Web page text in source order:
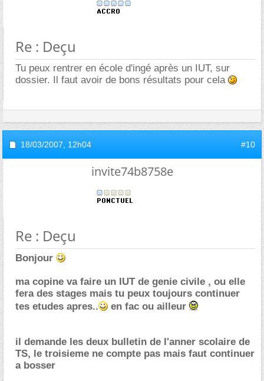
Re : Deçu
Tu peux rentrer en école d'ingé après un IUT, sur
dossier. Il faut avoir de bons résultats pour cela
18/03/2007, 12h04 #10
invite74b8758e
Re : Deçu
Bonjour
ma copine va faire un IUT de genie civile , ou elle
fera des stages mais tu peux toujours continuer
tes etudes apres..
en fac ou ailleur
il demande les deux bulletin de l'anner scolaire de
TS, le troisieme ne compte pas mais faut continuer
a bosser